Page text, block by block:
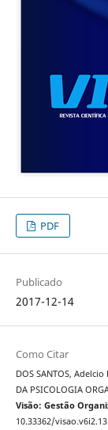
PDF
Publicado
2017-12-14
Como Citar
DOS SANTOS,
DA PSICOLOGIA
Visão: Gestão
10.33362/